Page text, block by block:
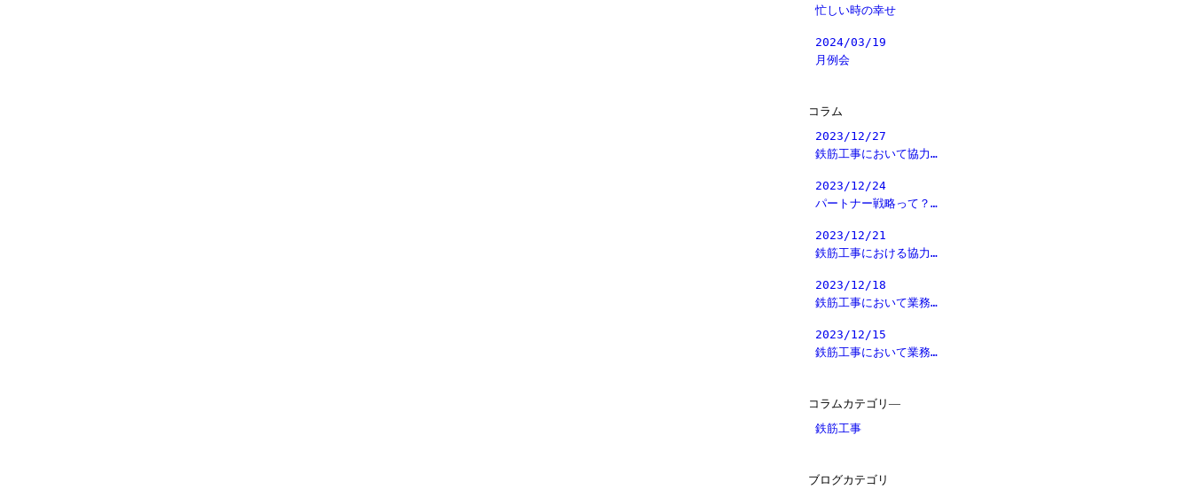
忙しい時の幸せ
2024/03/19
月例会
コラム
2023/12/27
鉄筋工事において協力…
2023/12/24
パートナー戦略って？…
2023/12/21
鉄筋工事における協力…
2023/12/18
鉄筋工事において業務…
2023/12/15
鉄筋工事において業務…
コラムカテゴリ―
鉄筋工事
ブログカテゴリ